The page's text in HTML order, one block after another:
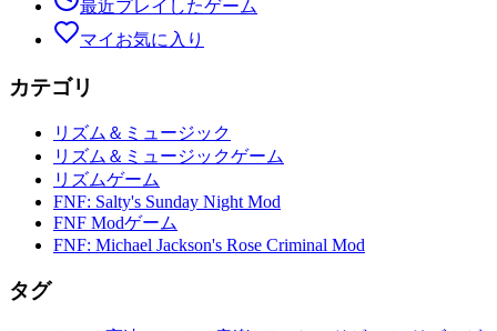
最近プレイしたゲーム
マイお気に入り
カテゴリ
リズム＆ミュージック
リズム＆ミュージックゲーム
リズムゲーム
FNF: Salty's Sunday Night Mod
FNF Modゲーム
FNF: Michael Jackson's Rose Criminal Mod
タグ